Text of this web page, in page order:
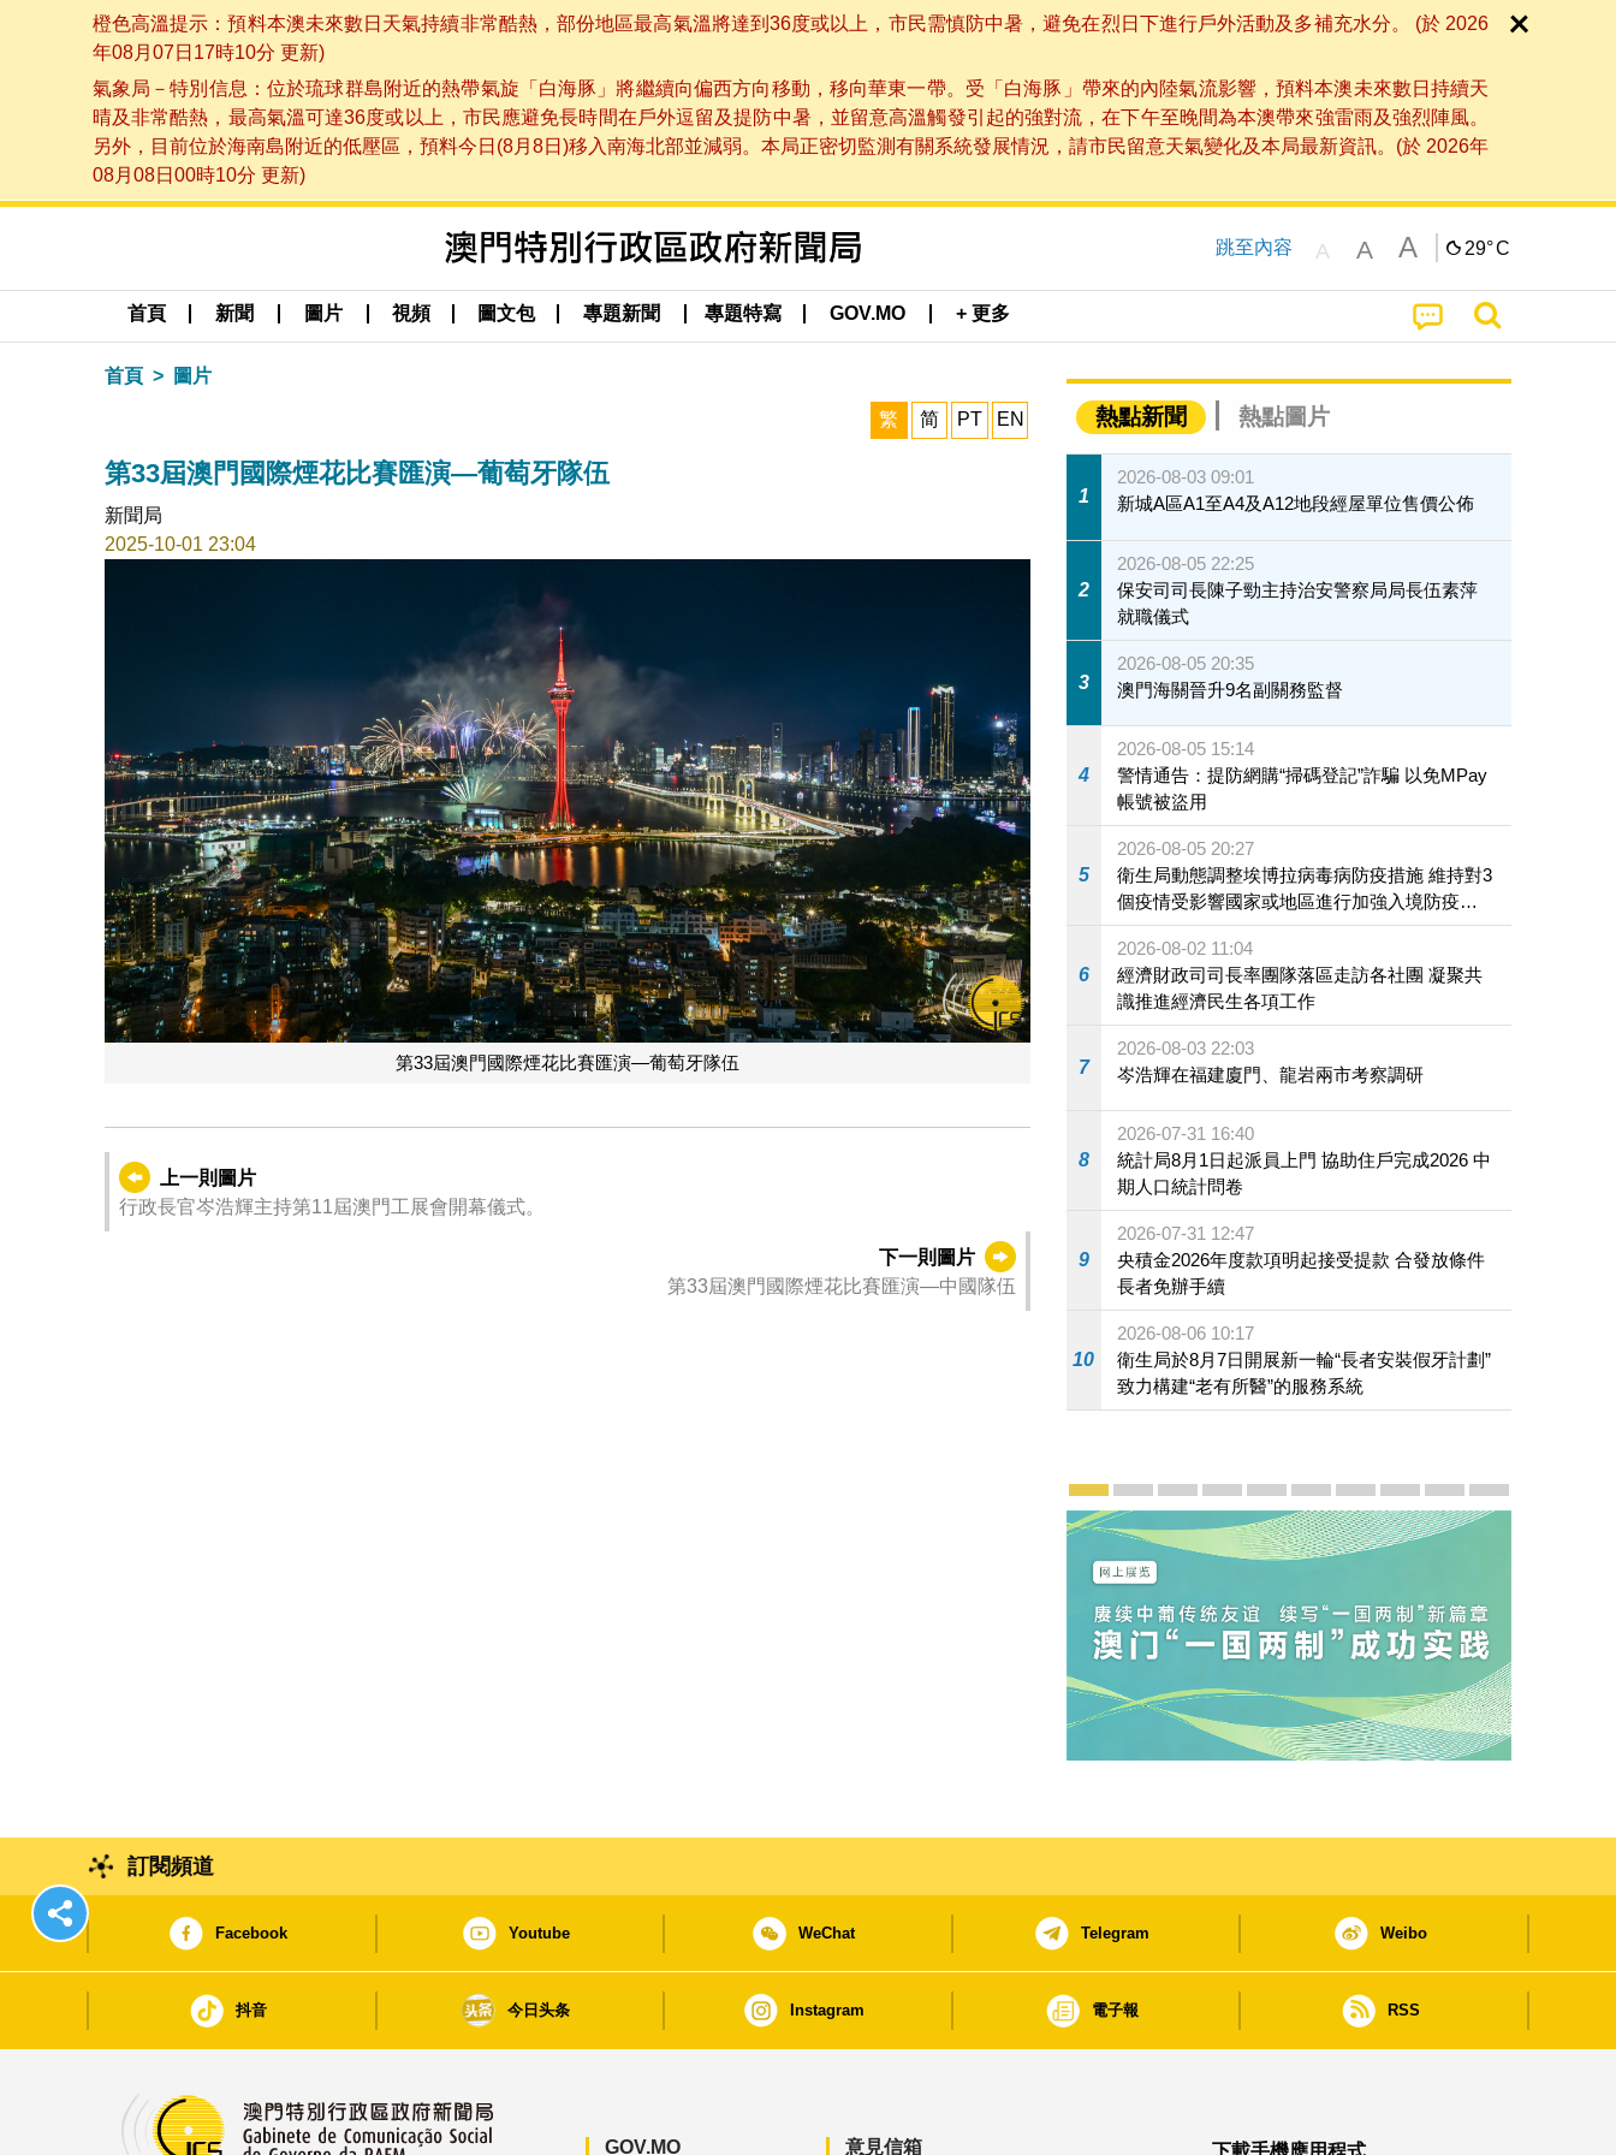
橙色高溫提示：預料本澳未來數日天氣持續非常酷熱，部份地區最高氣溫將達到36度或以上，市民需慎防中暑，避免在烈日下進行戶外活動及多補充水分。 (於 2026
年08月07日17時10分 更新)
氣象局－特別信息：位於琉球群島附近的熱帶氣旋「白海豚」將繼續向偏西方向移動，移向華東一帶。受「白海豚」帶來的內陸氣流影響，預料本澳未來數日持續天
晴及非常酷熱，最高氣溫可達36度或以上，市民應避免長時間在戶外逗留及提防中暑，並留意高溫觸發引起的強對流，在下午至晚間為本澳帶來強雷雨及強烈陣風。
另外，目前位於海南島附近的低壓區，預料今日(8月8日)移入南海北部並減弱。本局正密切監測有關系統發展情況，請市民留意天氣變化及本局最新資訊。(於 2026年
08月08日00時10分 更新)
跳至內容 A A A 29°C
首頁 新聞 圖片 視頻 圖文包 專題新聞 專題特寫 GOV.MO + 更多
首頁 圖片
繁 简 PT EN
第33屆澳門國際煙花比賽匯演—葡萄牙隊伍
新聞局
2025-10-01 23:04
第33屆澳門國際煙花比賽匯演—葡萄牙隊伍
上一則圖片
行政長官岑浩輝主持第11屆澳門工展會開幕儀式。
下一則圖片
第33屆澳門國際煙花比賽匯演—中國隊伍
熱點新聞 熱點圖片
1
2026-08-03 09:01
新城A區A1至A4及A12地段經屋單位售價公佈
2
2026-08-05 22:25
保安司司長陳子勁主持治安警察局局長伍素萍
就職儀式
3
2026-08-05 20:35
澳門海關晉升9名副關務監督
4
2026-08-05 15:14
警情通告：提防網購“掃碼登記”詐騙 以免MPay
帳號被盜用
5
2026-08-05 20:27
衛生局動態調整埃博拉病毒病防疫措施 維持對3
個疫情受影響國家或地區進行加強入境防疫措
施
6
2026-08-02 11:04
經濟財政司司長率團隊落區走訪各社團 凝聚共
識推進經濟民生各項工作
7
2026-08-03 22:03
岑浩輝在福建廈門、龍岩兩市考察調研
8
2026-07-31 16:40
統計局8月1日起派員上門 協助住戶完成2026 中
期人口統計問卷
9
2026-07-31 12:47
央積金2026年度款項明起接受提款 合發放條件
長者免辦手續
10
2026-08-06 10:17
衛生局於8月7日開展新一輪“長者安裝假牙計劃”
致力構建“老有所醫”的服務系統
宣傳及推廣
賡續中葡傳統友誼 續寫“一國兩制”新篇章 — 澳門“一國
澳門名片集
行政長官岑浩輝11月18日發表2026年施政報
施政特寫澳門特別行政區經濟和社會發展第
橫琴粵澳深度合作區專題網站
施政小講堂
走進澳門澳門相簿2020
《澳门微视
訂閱頻道
Facebook Youtube WeChat Telegram Weibo
抖音 今日头条 Instagram 電子報 RSS
GOV.MO 意見信箱 下載手機應用程式